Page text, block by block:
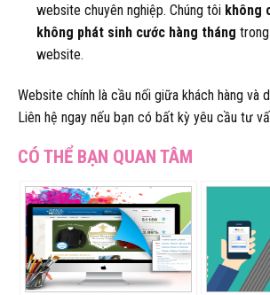
website chuyên nghiệp. Chúng tôi không
không phát sinh cước hàng tháng
website.
Website chính là cầu nối giữa khách hàng và
Liên hệ ngay nếu bạn có bất kỳ yêu cầu tư